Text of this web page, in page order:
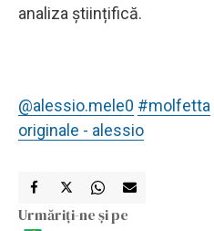
analiza științifică.
@alessio.mele0 #molfetta
originale - alessio
Urmăriți-ne și pe